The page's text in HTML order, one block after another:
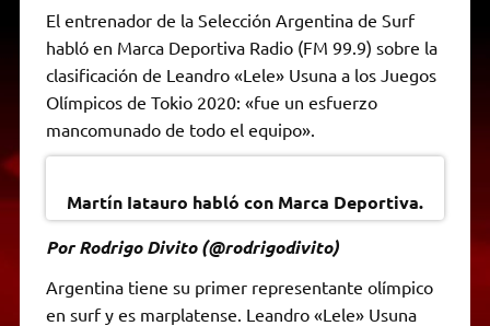
t
s
A
p
p
e
g
a
m
t
t
e
r
e
b
o
o
k
s
e
g
e
p
y
L
n
k
i
l
n
t
r
i
n
d
El entrenador de la Selección Argentina de Surf
habló en Marca Deportiva Radio (FM 99.9) sobre la
clasificación de Leandro «Lele» Usuna a los Juegos
Olímpicos de Tokio 2020: «fue un esfuerzo
mancomunado de todo el equipo».
Martín Iatauro habló con Marca Deportiva.
Por Rodrigo Divito (@rodrigodivito)
Argentina tiene su primer representante olímpico
en surf y es marplatense. Leandro «Lele» Usuna